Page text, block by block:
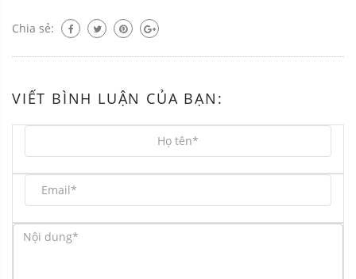
Chia sẻ:
VIẾT BÌNH LUẬN CỦA BẠN: